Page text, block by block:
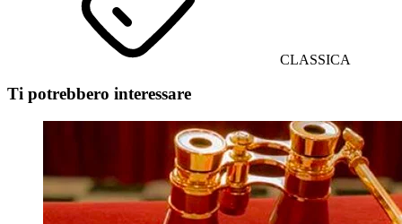
CLASSICA
Ti potrebbero interessare